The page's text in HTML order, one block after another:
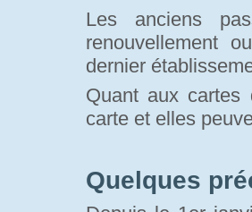
Les anciens
renouvellement
dernier
Quant aux
carte et elles
Quelques